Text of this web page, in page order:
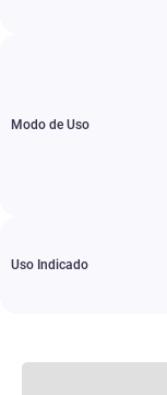
Modo de Uso
Uso Indicado